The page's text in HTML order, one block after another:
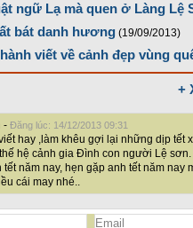
ngữ Lạ mà quen ở Làng Lệ
bát danh hương (19/09/2013)
viết về cảnh đẹp vùng
+
- Đăng lúc: 14/12/2013 09:31
hay ,làm khêu gợi lại những dịp tết
hệ cảnh gia Đình con người Lệ
năm nay, hẹn gặp anh tết năm
cái may nhé..